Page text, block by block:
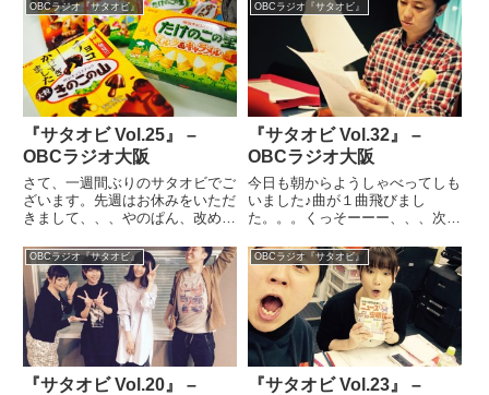
OBCラジオ『サタオビ』
『サタオビ Vol.25』 –
OBCラジオ大阪
さて、一週間ぶりのサタオビでご
ざいます。先週はお休みをいただ
きまして、、、やのぱん、改めて
楽しく放送させてもらいました♪
たくさんお便りありがとうござい
ました！そして、番組の中で時間
を割いて、東北のお話をさせて
も...
OBCラジオ『サタオビ』
『サタオビ Vol.32』 –
OBCラジオ大阪
今日も朝からようしゃべってしも
いました♪曲が１曲飛びまし
た。。。くっそーーー、、、次回
とやりますわ♪ふはははっ☆サタ
ヲA・サタヲBのコーナー
は、、、「モーニングを外で食べ
ることが目的で、早起きして行っ
たことがあ...
OBCラジオ『サタオビ』
『サタオビ Vol.20』 –
OBCラジオ『サタオビ』
『サタオビ Vol.23』 –